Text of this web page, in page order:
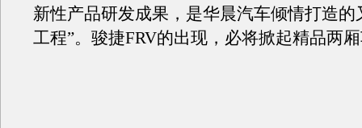
新性产品研发成果，是华晨汽车倾情打造的
工程”。骏捷FRV的出现，必将掀起精品两